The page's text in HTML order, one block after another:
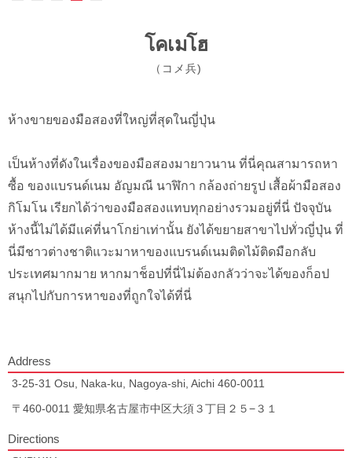
โคเมโฮ
（コメ兵)
ห้างขายของมือสองที่ใหญ่ที่สุดในญี่ปุ่น
เป็นห้างที่ดังในเรื่องของมือสองมายาวนาน ที่นี่คุณสามารถหา
ซื้อ ของแบรนด์เนม อัญมณี นาฬิกา กล้องถ่ายรูป เสื้อผ้ามือสอง
กิโมโน เรียกได้ว่าของมือสองแทบทุกอย่างรวมอยู่ที่นี่ ปัจจุบัน
ห้างนี้ไม่ได้มีแค่ที่นาโกย่าเท่านั้น ยังได้ขยายสาขาไปทั่วญี่ปุ่น ที่
นี่มีชาวต่างชาติแวะมาหาของแบรนด์เนมติดไม้ติดมือกลับ
ประเทศมากมาย หากมาช็อปที่นี่ไม่ต้องกลัวว่าจะได้ของก็อป
สนุกไปกับการหาของที่ถูกใจได้ที่นี่
Address
3-25-31 Osu, Naka-ku, Nagoya-shi, Aichi 460-0011
〒460-0011 愛知県名古屋市中区大須３丁目２５−３１
Directions